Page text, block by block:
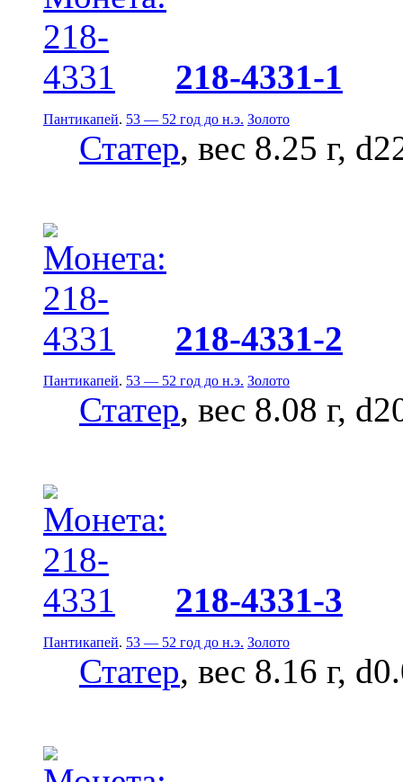
218-4331-1
Пантикапей. 53 — 52 год до н.э. Золото
Статер, вес 8.25 г,
218-4331-2
Пантикапей. 53 — 52 год до н.э. Золото
Статер, вес 8.08 г,
218-4331-3
Пантикапей. 53 — 52 год до н.э. Золото
Статер, вес 8.16 г,